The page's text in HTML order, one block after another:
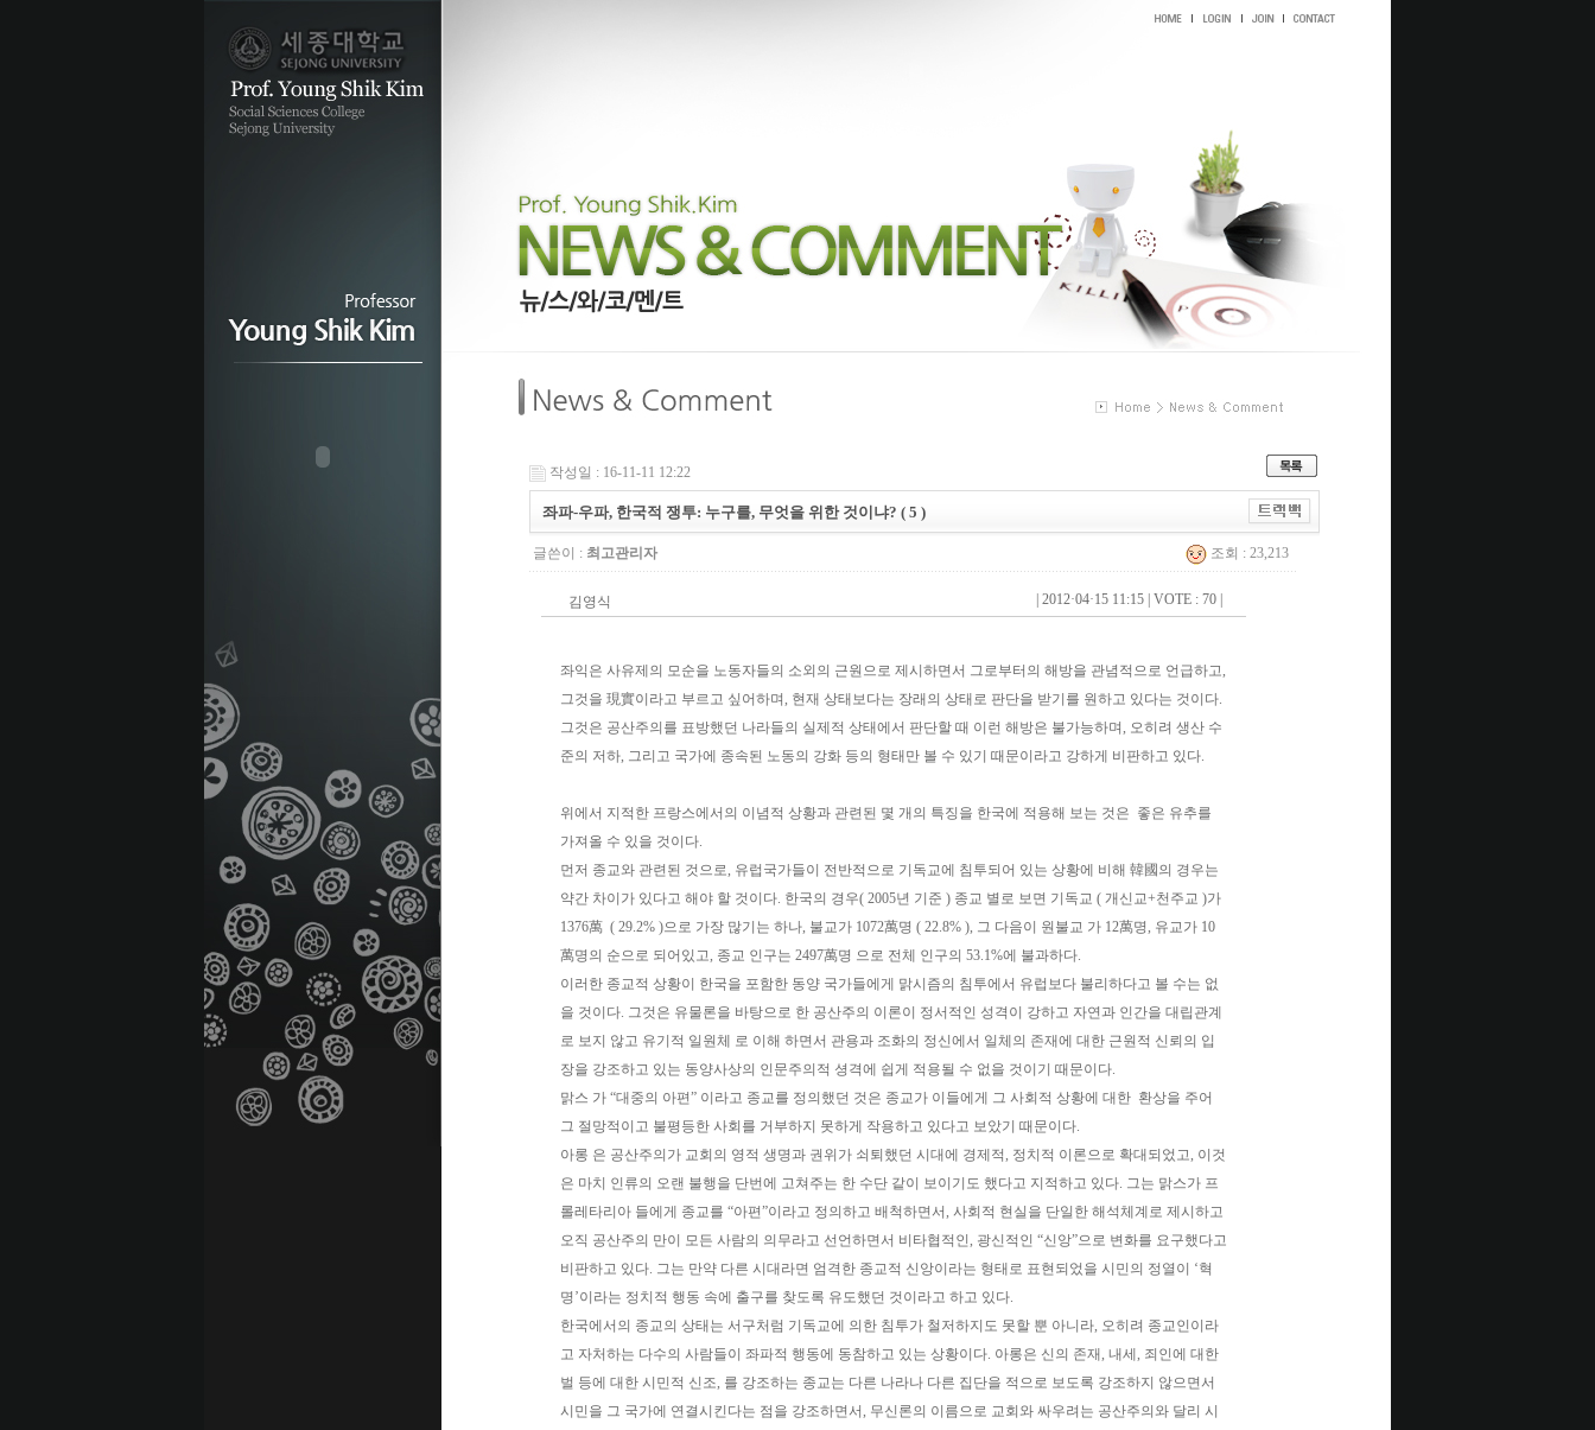
작성일 : 16-11-11 12:22
좌파-우파, 한국적 쟁투: 누구를, 무엇을 위한 것이냐? ( 5 )
글쓴이 : 최고관리자 조회 : 23,213
김영식 2012·04·15 11:15 VOTE : 70
좌익은 사유제의 모순을 노동자들의 소외의 근원으로 제시하면서 그로부터의 해방을 관념적으로 언급하고,
그것을 現實이라고 부르고 싶어하며, 현재 상태보다는 장래의 상태로 판단을 받기를 원하고 있다는 것이다.
그것은 공산주의를 표방했던 나라들의 실제적 상태에서 판단할 때 이런 해방은 불가능하며, 오히려 생산 수
준의 저하, 그리고 국가에 종속된 노동의 강화 등의 형태만 볼 수 있기 때문이라고 강하게 비판하고 있다.
위에서 지적한 프랑스에서의 이념적 상황과 관련된 몇 개의 특징을 한국에 적용해 보는 것은 좋은 유추를
가져올 수 있을 것이다.
먼저 종교와 관련된 것으로, 유럽국가들이 전반적으로 기독교에 침투되어 있는 상황에 비해 韓國의 경우는
약간 차이가 있다고 해야 할 것이다. 한국의 경우( 2005년 기준 ) 종교 별로 보면 기독교 ( 개신교+천주교 )가
1376萬 ( 29.2% )으로 가장 많기는 하나, 불교가 1072萬명 ( 22.8% ), 그 다음이 원불교 가 12萬명, 유교가 10
萬명의 순으로 되어있고, 종교 인구는 2497萬명 으로 전체 인구의 53.1%에 불과하다.
이러한 종교적 상황이 한국을 포함한 동양 국가들에게 맑시즘의 침투에서 유럽보다 불리하다고 볼 수는 없
을 것이다. 그것은 유물론을 바탕으로 한 공산주의 이론이 정서적인 성격이 강하고 자연과 인간을 대립관계
로 보지 않고 유기적 일원체 로 이해 하면서 관용과 조화의 정신에서 일체의 존재에 대한 근원적 신뢰의 입
장을 강조하고 있는 동양사상의 인문주의적 셩격에 쉽게 적용될 수 없을 것이기 때문이다.
맑스 가 “대중의 아편” 이라고 종교를 정의했던 것은 종교가 이들에게 그 사회적 상황에 대한 환상을 주어
그 절망적이고 불평등한 사회를 거부하지 못하게 작용하고 있다고 보았기 때문이다.
아롱 은 공산주의가 교회의 영적 생명과 권위가 쇠퇴했던 시대에 경제적, 정치적 이론으로 확대되었고, 이것
은 마치 인류의 오랜 불행을 단번에 고쳐주는 한 수단 같이 보이기도 했다고 지적하고 있다. 그는 맑스가 프
롤레타리아 들에게 종교를 “아편”이라고 정의하고 배척하면서, 사회적 현실을 단일한 해석체계로 제시하고
오직 공산주의 만이 모든 사람의 의무라고 선언하면서 비타협적인, 광신적인 “신앙”으로 변화를 요구했다고
비판하고 있다. 그는 만약 다른 시대라면 엄격한 종교적 신앙이라는 형태로 표현되었을 시민의 정열이 ‘혁
명’이라는 정치적 행동 속에 출구를 찾도록 유도했던 것이라고 하고 있다.
한국에서의 종교의 상태는 서구처럼 기독교에 의한 침투가 철저하지도 못할 뿐 아니라, 오히려 종교인이라
고 자처하는 다수의 사람들이 좌파적 행동에 동참하고 있는 상황이다. 아롱은 신의 존재, 내세, 죄인에 대한
벌 등에 대한 시민적 신조, 를 강조하는 종교는 다른 나라나 다른 집단을 적으로 보도록 강조하지 않으면서
시민을 그 국가에 연결시킨다는 점을 강조하면서, 무신론의 이름으로 교회와 싸우려는 공산주의와 달리 시